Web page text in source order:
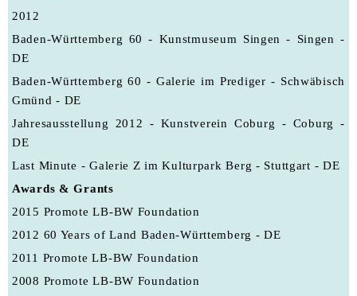
2012
Baden-Württemberg 60 - Kunstmuseum Singen - Singen -
DE
Baden-Württemberg 60 - Galerie im Prediger - Schwäbisch
Gmünd - DE
Jahresausstellung 2012 - Kunstverein Coburg - Coburg -
DE
Last Minute - Galerie Z im Kulturpark Berg - Stuttgart - DE
Awards & Grants
2015 Promote LB-BW Foundation
2012 60 Years of Land Baden-Württemberg - DE
2011 Promote LB-BW Foundation
2008 Promote LB-BW Foundation